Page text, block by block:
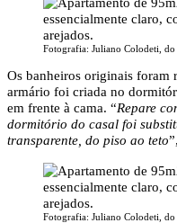
Fotografia: Juliano Colodeti,
Os banheiros originais foram
armário foi criada no
em frente à cama. “Repare
dormitório do casal foi
transparente, do piso ao teto
Fotografia: Juliano Colodeti,